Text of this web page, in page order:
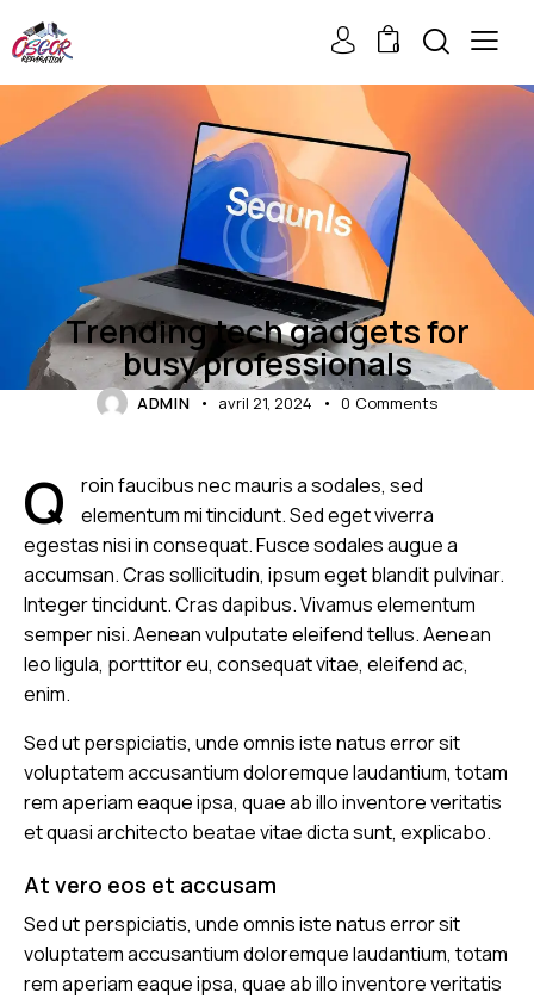
0
GADGETS
Trending tech gadgets for
busy professionals
ADMIN avril 21, 2024 0 Comments
Q
roin faucibus nec mauris a sodales, sed
elementum mi tincidunt. Sed eget viverra
egestas nisi in consequat. Fusce sodales augue a
accumsan. Cras sollicitudin, ipsum eget blandit pulvinar.
Integer tincidunt. Cras dapibus. Vivamus elementum
semper nisi. Aenean vulputate eleifend tellus. Aenean
leo ligula, porttitor eu, consequat vitae, eleifend ac,
enim.
Sed ut perspiciatis, unde omnis iste natus error sit
voluptatem accusantium doloremque laudantium, totam
rem aperiam eaque ipsa, quae ab illo inventore veritatis
et quasi architecto beatae vitae dicta sunt, explicabo.
At vero eos et accusam
Sed ut perspiciatis, unde omnis iste natus error sit
voluptatem accusantium doloremque laudantium, totam
rem aperiam eaque ipsa, quae ab illo inventore veritatis